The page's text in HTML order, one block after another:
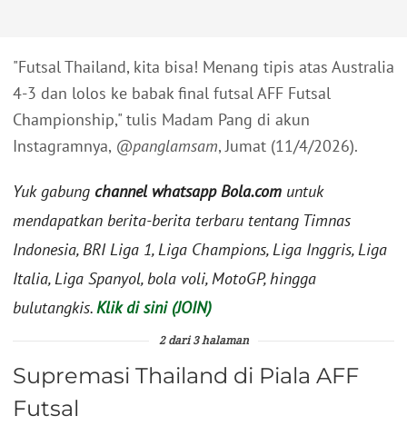
"Futsal Thailand, kita bisa! Menang tipis atas Australia
4-3 dan lolos ke babak final futsal AFF Futsal
Championship," tulis Madam Pang di akun
Instagramnya, @panglamsam, Jumat (11/4/2026).
Yuk gabung channel whatsapp Bola.com untuk
mendapatkan berita-berita terbaru tentang Timnas
Indonesia, BRI Liga 1, Liga Champions, Liga Inggris, Liga
Italia, Liga Spanyol, bola voli, MotoGP, hingga
bulutangkis.Klik di sini (JOIN)
2 dari 3 halaman
Supremasi Thailand di Piala AFF
Futsal